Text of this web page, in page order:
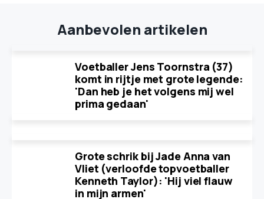
Aanbevolen artikelen
Voetballer Jens Toornstra (37)
komt in rijtje met grote legende:
'Dan heb je het volgens mij wel
prima gedaan'
Grote schrik bij Jade Anna van
Vliet (verloofde topvoetballer
Kenneth Taylor): 'Hij viel flauw
in mijn armen'